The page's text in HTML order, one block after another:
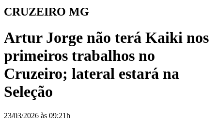
CRUZEIRO MG
Artur Jorge não terá Kaiki nos
primeiros trabalhos no
Cruzeiro; lateral estará na
Seleção
23/03/2026 às 09:21h